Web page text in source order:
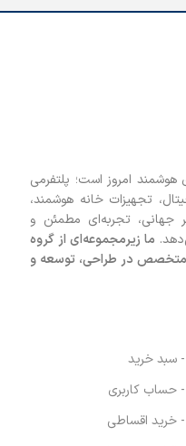
هوشمند امروز است؛ پلتفرمی
تجهیزات خانه هوشمند،
جهانی، تجربه‌ای مطمئن و
ما زیرمجموعه‌ای از گروه
متخصص در طراحی، توسعه و
- سبد خرید
- حساب کاربری
- خرید اقساطی